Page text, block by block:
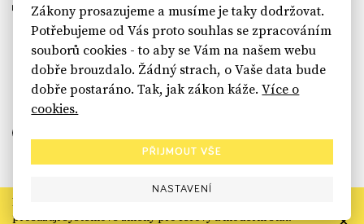
sinfin.digital
Rekonstrukce státu končí. Její členské organizace však dál
prosazují systémové změny pro férový a moderní stát.
Zákony prosazujeme a musíme je taky dodržovat.
Potřebujeme od Vás proto souhlas se zpracováním
souborů cookies - to aby se Vám na našem webu
dobře brouzdalo. Žádný strach, o Vaše data bude
dobře postaráno. Tak, jak zákon káže.Více o
cookies.
PŘIJMOUT VŠE
NASTAVENÍ